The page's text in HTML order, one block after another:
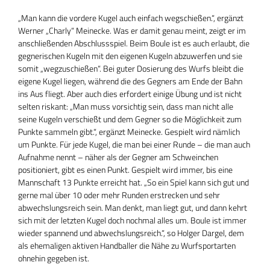
„Man kann die vordere Kugel auch einfach wegschießen.“, ergänzt
Werner „Charly“ Meinecke. Was er damit genau meint, zeigt er im
anschließenden Abschlussspiel. Beim Boule ist es auch erlaubt, die
gegnerischen Kugeln mit den eigenen Kugeln abzuwerfen und sie
somit „wegzuschießen“. Bei guter Dosierung des Wurfs bleibt die
eigene Kugel liegen, während die des Gegners am Ende der Bahn
ins Aus fliegt. Aber auch dies erfordert einige Übung und ist nicht
selten riskant: „Man muss vorsichtig sein, dass man nicht alle
seine Kugeln verschießt und dem Gegner so die Möglichkeit zum
Punkte sammeln gibt.“, ergänzt Meinecke. Gespielt wird nämlich
um Punkte. Für jede Kugel, die man bei einer Runde – die man auch
Aufnahme nennt – näher als der Gegner am Schweinchen
positioniert, gibt es einen Punkt. Gespielt wird immer, bis eine
Mannschaft 13 Punkte erreicht hat. „So ein Spiel kann sich gut und
gerne mal über 10 oder mehr Runden erstrecken und sehr
abwechslungsreich sein. Man denkt, man liegt gut, und dann kehrt
sich mit der letzten Kugel doch nochmal alles um. Boule ist immer
wieder spannend und abwechslungsreich.“, so Holger Dargel, dem
als ehemaligen aktiven Handballer die Nähe zu Wurfsportarten
ohnehin gegeben ist.